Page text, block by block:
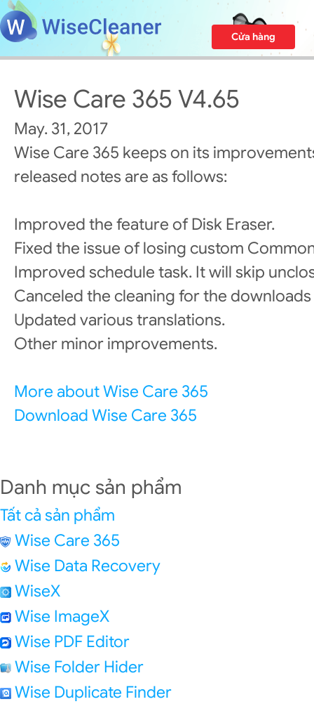
Cửa hàng
Wise Care 365 V4.65
May. 31, 2017
Wise Care 365 keeps on its
released notes are as follows:
Improved the feature of Disk Eraser.
Fixed the issue of losing custom
Improved schedule task. It will skip
Canceled the cleaning for the
Updated various translations.
Other minor improvements.
More about Wise Care 365
Download Wise Care 365
Danh mục sản phẩm
Tất cả sản phẩm
Wise Care 365
Wise Data Recovery
WiseX
Wise ImageX
Wise PDF Editor
Wise Folder Hider
Wise Duplicate Finder